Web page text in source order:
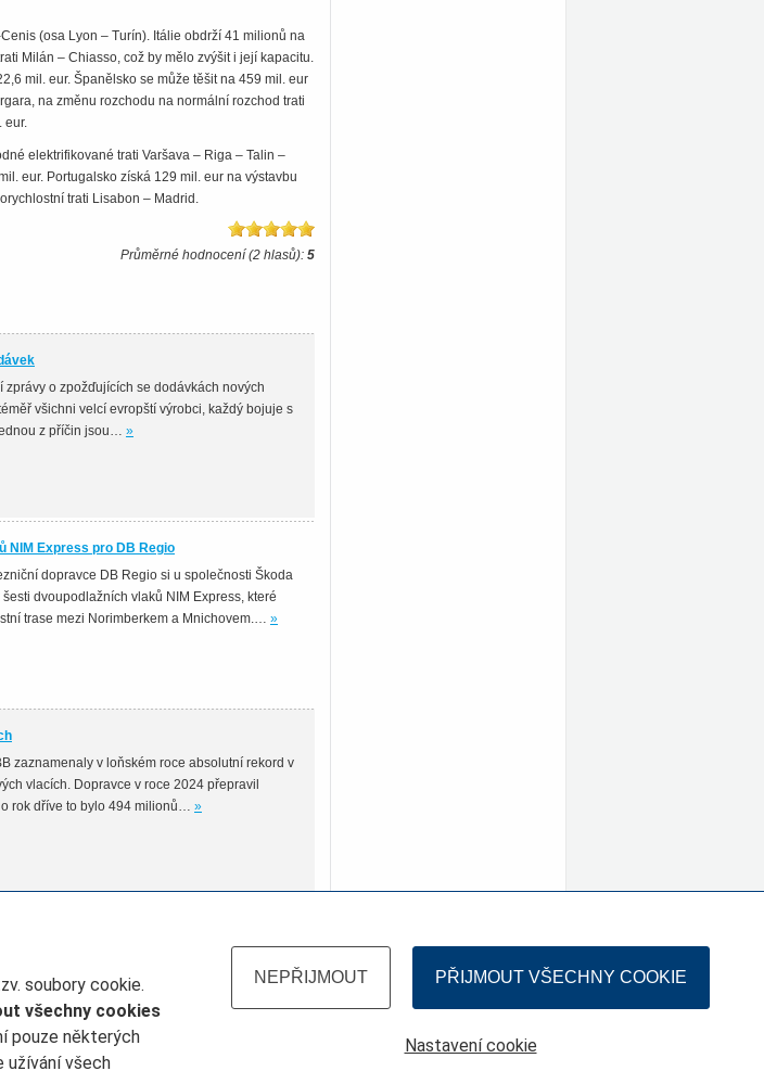
(osa Lyon – Turín). Itálie obdrží 41 milionů na
Milán – Chiasso, což by mělo zvýšit i její kapacitu.
mil. eur. Španělsko se může těšit na 459 mil. eur
na změnu rozchodu na normální rozchod trati
eur.
elektrifikované trati Varšava – Riga – Talin –
eur. Portugalsko získá 129 mil. eur na výstavbu
trati Lisabon – Madrid.
Průměrné hodnocení (2 hlasů): 5
zprávy o zpožďujících se dodávkách nových
všichni velcí evropští výrobci, každý bojuje s
z příčin jsou… »
NIM Express pro DB Regio
dopravce DB Regio si u společnosti Škoda
dvoupodlažních vlaků NIM Express, které
trase mezi Norimberkem a Mnichovem.… »
zaznamenaly v loňském roce absolutní rekord v
vlacích. Dopravce v roce 2024 přepravil
rok dříve to bylo 494 milionů… »
číslo
soubory cookie.
všechny cookies
pouze některých
užívání všech
PŘIJMOUT VŠECHNY COOKIE
NEPŘIJMOUT
Nastavení cookie